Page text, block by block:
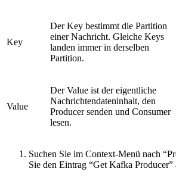
Key
Der Key bestimmt die Partition
einer Nachricht. Gleiche Keys
landen immer in derselben
Partition.
Value
Der Value ist der eigentliche
Nachrichtendateninhalt, den
Producer senden und Consumer
lesen.
Suchen Sie im Context-Menü nach
Sie den Eintrag “Get Kafka Producer”